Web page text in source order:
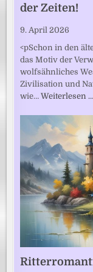
der Zeiten!
9. April 2026
<pSchon in den
das Motiv der
wolfsähnliches
Zivilisation und
wie…Weiterlesen …